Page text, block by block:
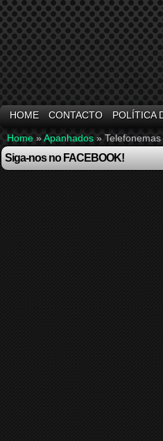
HOME CONTACTO POLÍTICA
Home »Apanhados »
Siga-nos no FACEBOOK!